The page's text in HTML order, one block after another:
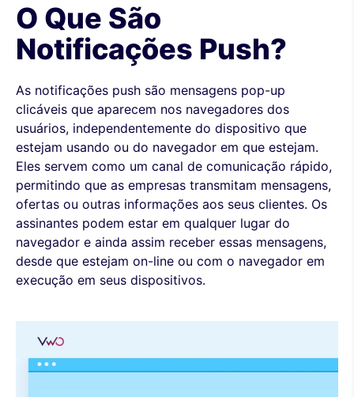
O Que São
Notificações Push?
As notificações push são mensagens pop-up
clicáveis que aparecem nos navegadores dos
usuários, independentemente do dispositivo que
estejam usando ou do navegador em que estejam.
Eles servem como um canal de comunicação rápido,
permitindo que as empresas transmitam mensagens,
ofertas ou outras informações aos seus clientes. Os
assinantes podem estar em qualquer lugar do
navegador e ainda assim receber essas mensagens,
desde que estejam on-line ou com o navegador em
execução em seus dispositivos.